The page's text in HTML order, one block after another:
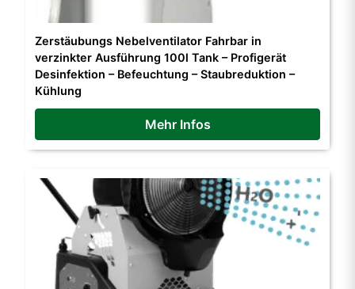
Zerstäubungs Nebelventilator Fahrbar in
verzinkter Ausführung 100l Tank – Profigerät
Desinfektion – Befeuchtung – Staubreduktion –
Kühlung
Mehr Infos